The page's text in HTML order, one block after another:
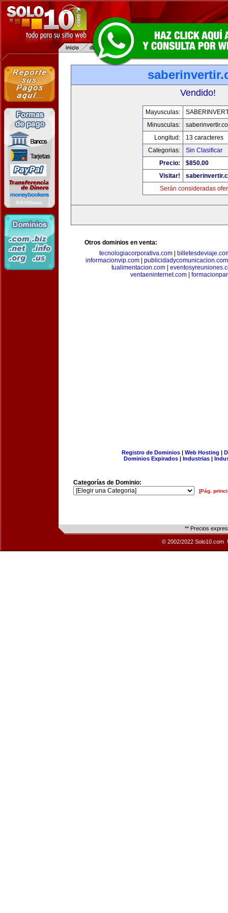
Vendido!
Mayusculas:
Minusculas:
Longitud:
13 caracteres
Categorias:
Sin Clasificar
Precio:
$850.00
Visitar!
Serán consideradas
Otros dominios en venta:
tecnologiacorporativa.com|
informacionvip.com| publicidadycomunicacion.com
tualimentacion.com
ventaeninternet.com|
Registro de Dominios| Web Hosting |
Dominios Expirados | Industrias |
Categorías de Dominio:
[Pág.
** Precios
© 2002/2022 Solo10.com